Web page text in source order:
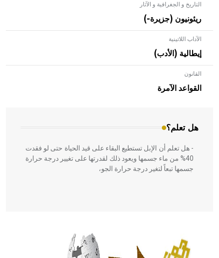
التاريخ و الجغرافية و الآثار
ريئونيون (جزيرة-)
الآداب اللاتينية
إيطالية (الأدب)
القانون
القواعد الآمرة
هل تعلم؟
- هل تعلم أن الأبلق نوع من الفنون الهندسية التي ارتبطت
بالعمارة الإسلامية في بلاد الشام ومصر خاصة، حيث يحرص
المعمار على بناء مداميكه وخاصة في الواجهات
- هل تعلم أن الإبل تستطيع البقاء على قيد الحياة حتى لو فقدت
40% من ماء جسمها ويعود ذلك لقدرتها على تغيير درجة حرارة
جسمها تبعاً لتغير درجة حرارة الجو،
الحكم، الأدلة، تنظيم التغذية، ورسالته في جروح الرأس. ويعود
له الفضل بأنه حرر الطب من الدين والفلسفة.